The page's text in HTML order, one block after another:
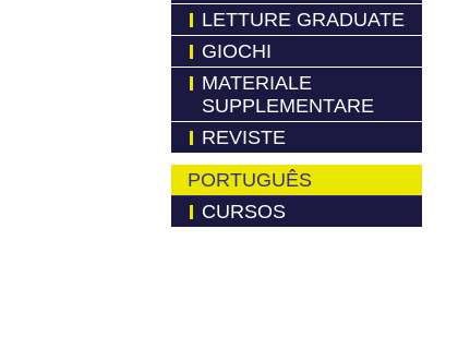
LETTURE GRADUATE
GIOCHI
MATERIALE
SUPPLEMENTARE
REVISTE
PORTUGUÊS
CURSOS